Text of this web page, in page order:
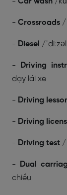
- Crossroads /
- Diesel /
- Driving
dạy lái xe
- Driving
- Driving
- Driving test /
- Dual
chiều